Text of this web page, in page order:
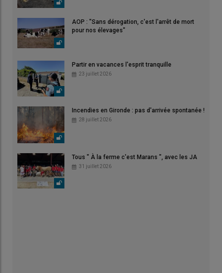
AOP : "Sans dérogation, c'est l'arrêt de mort
pour nos élevages"
Partir en vacances l'esprit tranquille
23 juillet 2026
Incendies en Gironde : pas d'arrivée spontanée !
28 juillet 2026
Tous " À la ferme c'est Marans ", avec les JA
31 juillet 2026